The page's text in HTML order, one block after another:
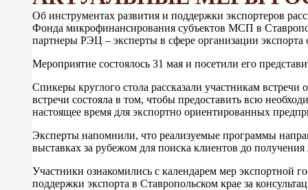
Об инструментах развития и поддержки экспортеров
Фонда микрофинансирования субъектов МСП в
партнеры РЭЦ – эксперты в сфере организации
Мероприятие состоялось 31 мая и посетили его
Спикеры круглого стола рассказали участникам
встречи состояла в том, чтобы предоставить всю
настоящее время для экспортно ориентированных
Эксперты напомнили, что реализуемые программы
выставках за рубежом для поиска клиентов до
Участники ознакомились с календарем мер экспортной
поддержки экспорта в Ставропольском крае за